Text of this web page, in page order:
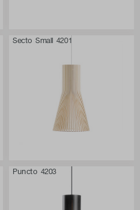
Secto Small 4201
Puncto 4203